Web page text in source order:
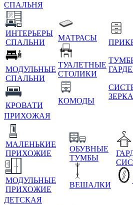
СПАЛЬНЯ
ИНТЕРЬЕРЫ
СПАЛЬНИ
МОДУЛЬНЫЕ
СПАЛЬНИ
КРОВАТИ
МАТРАСЫ
ТУАЛЕТНЫЕ
СТОЛИКИ
КОМОДЫ
ПРИХОЖАЯ
МАЛЕНЬКИЕ
ПРИХОЖИЕ
МОДУЛЬНЫЕ
ПРИХОЖИЕ
ОБУВНЫЕ
ТУМБЫ
ВЕШАЛКИ
ДЕТСКАЯ